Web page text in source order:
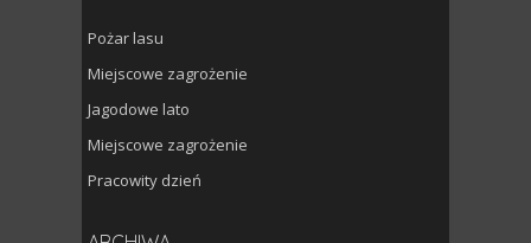
Pożar lasu
Miejscowe zagrożenie
Jagodowe lato
Miejscowe zagrożenie
Pracowity dzień